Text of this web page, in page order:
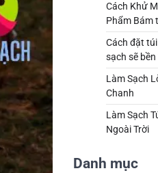
Cách Khử
Phẩm Bám
Cách đặt
sạch sẽ
Làm Sạch
Chanh
Làm Sạch
Ngoài Trời
Danh mục